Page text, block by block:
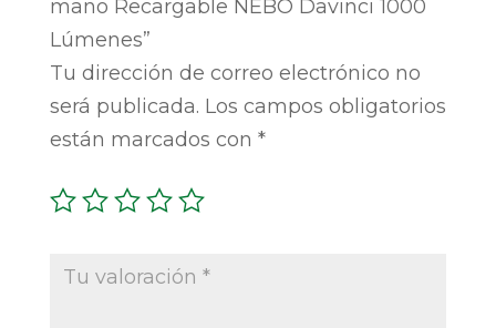
mano Recargable NEBO Davinci 1000
Lúmenes”
Tu dirección de correo electrónico no
será publicada. Los campos obligatorios
están marcados con *